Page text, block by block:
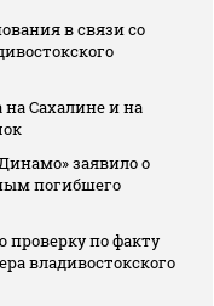
в связи со
на Сахалине и на
заявило о
погибшего
по факту
владивостокского